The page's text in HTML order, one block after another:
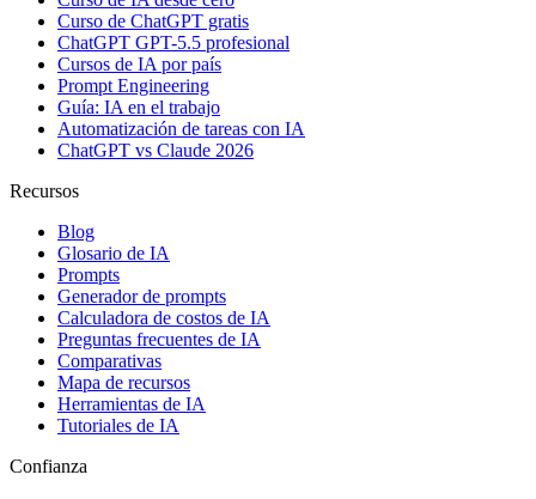
Curso de ChatGPT gratis
ChatGPT GPT-5.5 profesional
Cursos de IA por país
Prompt Engineering
Guía: IA en el trabajo
Automatización de tareas con IA
ChatGPT vs Claude 2026
Recursos
Blog
Glosario de IA
Prompts
Generador de prompts
Calculadora de costos de IA
Preguntas frecuentes de IA
Comparativas
Mapa de recursos
Herramientas de IA
Tutoriales de IA
Confianza